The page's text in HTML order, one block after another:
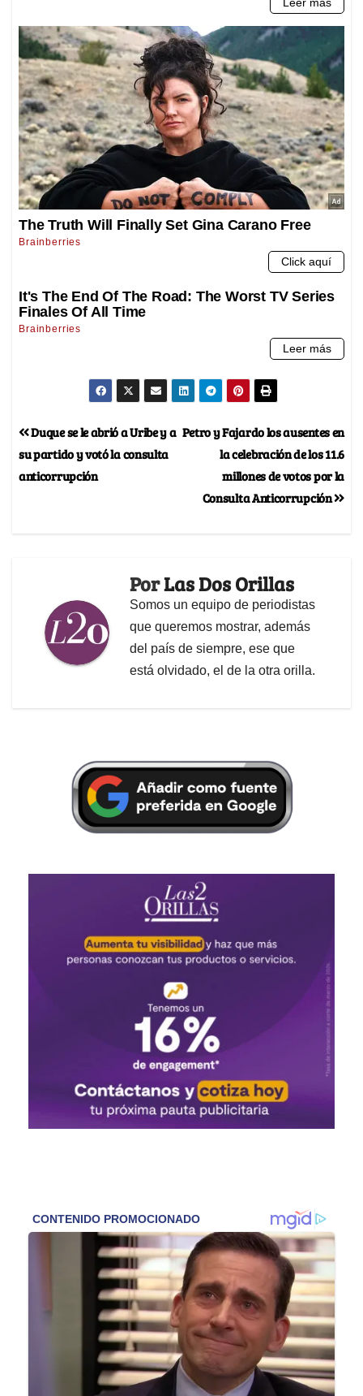
Petro y Fajardo los ausentes en
la celebración de los 11.6
millones de votos por la
Consulta Anticorrupción
Duque se le abrió a Uribe y a
su partido y votó la consulta
anticorrupción
PorLas Dos Orillas
Somos un equipo de periodistas
que queremos mostrar, además
del país de siempre, ese que
está olvidado, el de la otra orilla.